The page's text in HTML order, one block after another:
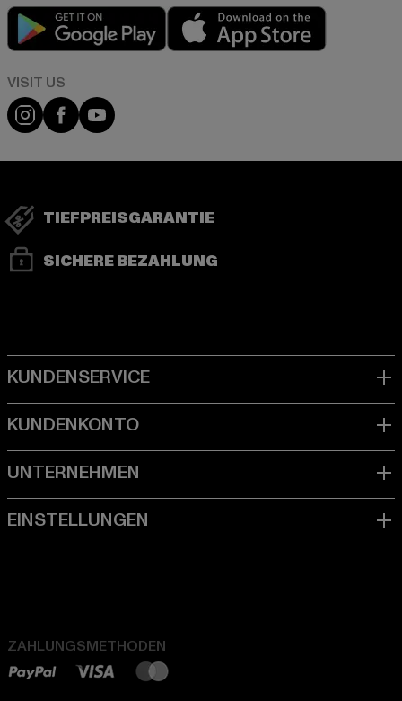
Play market
Visit our Instagram page:
Visit our Facebook page:
Visit our YouTube channel:
TIEFPREISGARANTIE
SICHERE BEZAHLUNG
ZAHLUNGSMETHODEN